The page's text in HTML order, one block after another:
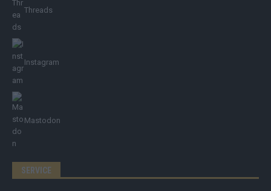
Threads
Instagram
Mastodon
SERVICE